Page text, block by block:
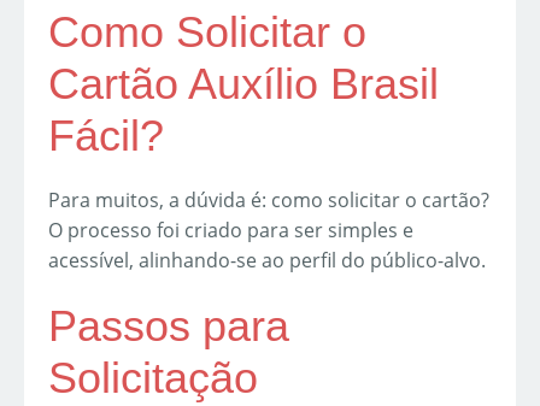
Como Solicitar o
Cartão Auxílio Brasil
Fácil?
Para muitos, a dúvida é: como solicitar o cartão?
O processo foi criado para ser simples e
acessível, alinhando-se ao perfil do público-alvo.
Passos para
Solicitação